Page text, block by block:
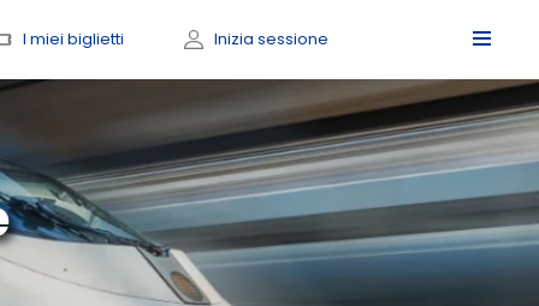
I miei biglietti Inizia sessione